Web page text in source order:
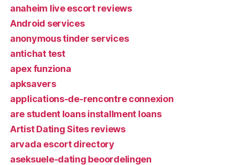
anaheim live escort reviews
Android services
anonymous tinder services
antichat test
apex funziona
apksavers
applications-de-rencontre connexion
are student loans installment loans
Artist Dating Sites reviews
arvada escort directory
aseksuele-dating beoordelingen